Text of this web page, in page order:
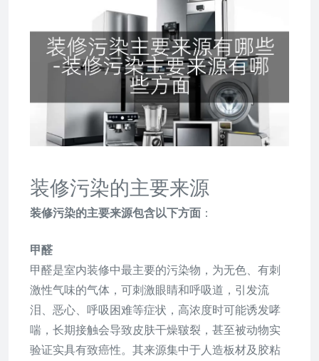
装修污染的主要来源
装修污染的主要来源包含以下方面 ：
甲醛
甲醛是室内装修中最主要的污染物，为无色、有刺
激性气味的气体，可刺激眼睛和呼吸道，引发流
泪、恶心、呼吸困难等症状，高浓度时可能诱发哮
喘，长期接触会导致皮肤干燥皲裂，甚至被动物实
验证实具有致癌性。其来源集中于人造板材及胶粘